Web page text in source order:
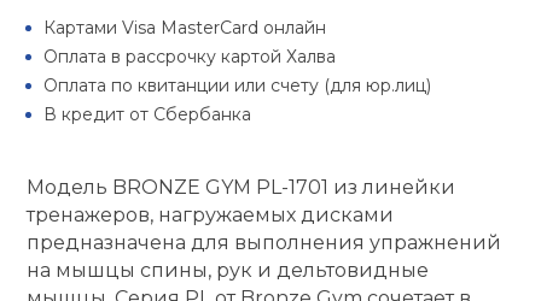
Футы
Одежда для
Грифы и
Лямки,
для
и тренерский
и защита
оборудование
Картами Visa MasterCard онлайн
Оплата в рассрочку картой Халва
Оплата по квитанции или счету (для юр.лиц)
В кредит от Сбербанка
Модель BRONZE GYM PL-1701 из линейки
тренажеров, нагружаемых дисками
предназначена для выполнения упражнений
на мышцы спины, рук и дельтовидные